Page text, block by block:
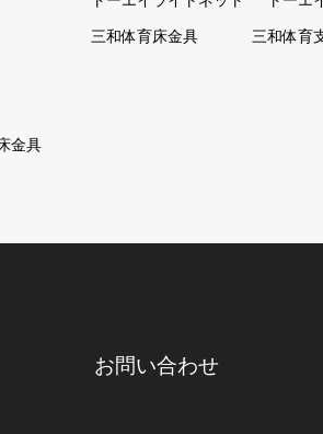
金具
三和体育床金具 三和体育
お問い合わせ